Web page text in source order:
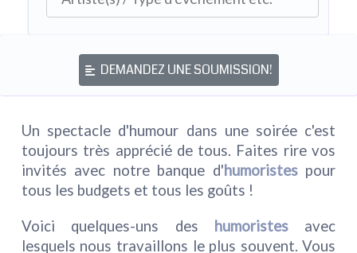
DEMANDEZ UNE SOUMISSION!
Un spectacle d'humour dans une soirée c'est
toujours très apprécié de tous. Faites rire vos
invités avec notre banque d'humoristespour
tous les budgets et tous les goûts !
Voici quelques-uns des humoristesavec
lesquels nous travaillons le plus souvent. Vous